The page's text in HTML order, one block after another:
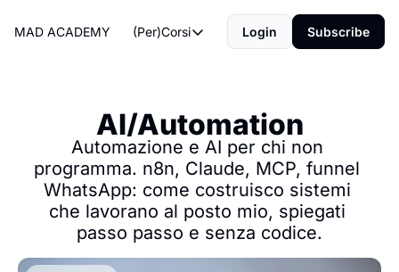
MAD ACADEMY (Per)Corsi
(Per)Corsi
Life Operating System
The Reviews
Login Subscribe
AI/Automation
Automazione e AI per chi non
programma. n8n, Claude, MCP, funnel
WhatsApp: come costruisco sistemi
che lavorano al posto mio, spiegati
passo passo e senza codice.